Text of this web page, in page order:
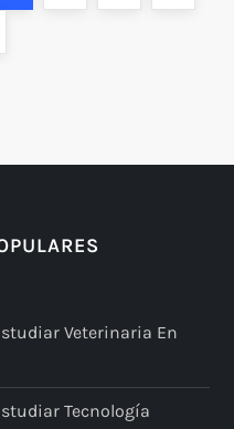
Veterinaria En
Tecnología